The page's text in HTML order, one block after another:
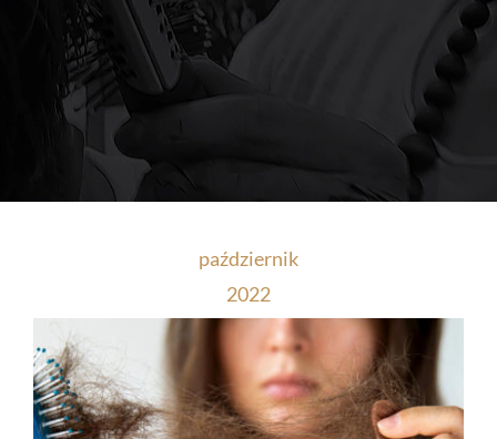
październik
2022